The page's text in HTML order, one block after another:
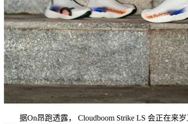
据On昂跑透露， Cloudboom Strike LS 会正在来岁